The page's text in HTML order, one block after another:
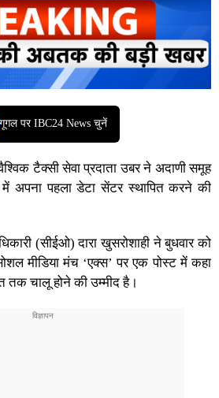
गूगल पर IBC24 News चुनें
टैक्सी सेवा प्रदाता उबर ने अदाणी समूह
अपना पहला डेटा सेंटर स्थापित करने की
(सीईओ) दारा खुसरोशाही ने बुधवार को
मीडिया मंच ‘एक्स’ पर एक पोस्ट में कहा
चालू होने की उम्मीद है।